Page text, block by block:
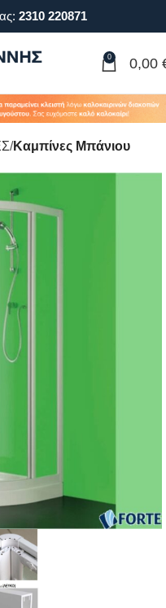
2310 220871
0 0,00
Καμπίνες Μπάνιου